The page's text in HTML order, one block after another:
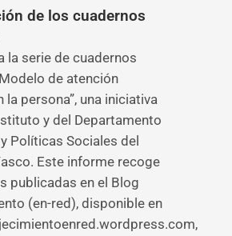
de los cuadernos
la serie de cuadernos
de atención
la persona”, una iniciativa
y del Departamento
Políticas Sociales del
Este informe recoge
publicadas en el Blog
(en-red), disponible en